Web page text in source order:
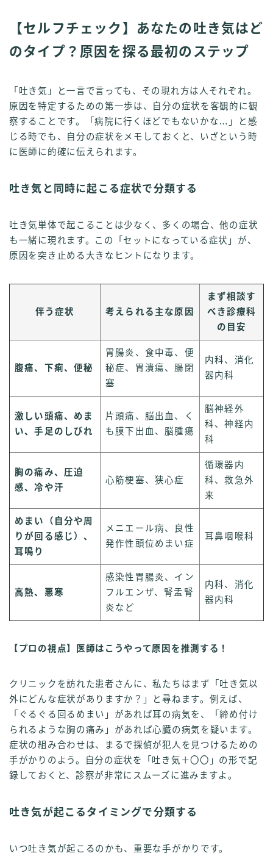
【セルフチェック】あなたの吐き気はど
のタイプ？原因を探る最初のステップ
「吐き気」と一言で言っても、その現れ方は人それぞれ。
原因を特定するための第一歩は、自分の症状を客観的に観
察することです。「病院に行くほどでもないかな…」と感
じる時でも、自分の症状をメモしておくと、いざという時
に医師に的確に伝えられます。
吐き気と同時に起こる症状で分類する
吐き気単体で起こることは少なく、多くの場合、他の症状
も一緒に現れます。この「セットになっている症状」が、
原因を突き止める大きなヒントになります。
伴う症状 考えられる主な原因
まず相談す
べき診療科
の目安
腹痛、下痢、便秘
胃腸炎、食中毒、便
秘症、胃潰瘍、腸閉
塞
内科、消化
器内科
激しい頭痛、めま
い、手足のしびれ
片頭痛、脳出血、く
も膜下出血、脳腫瘍
脳神経外
科、神経内
科
胸の痛み、圧迫
感、冷や汗
心筋梗塞、狭心症
循環器内
科、救急外
来
めまい（自分や周
りが回る感じ）、
耳鳴り
メニエール病、良性
発作性頭位めまい症
耳鼻咽喉科
高熱、悪寒
感染性胃腸炎、イン
フルエンザ、腎盂腎
炎など
内科、消化
器内科
【プロの視点】医師はこうやって原因を推測する！
クリニックを訪れた患者さんに、私たちはまず「吐き気以
外にどんな症状がありますか？」と尋ねます。例えば、
「ぐるぐる回るめまい」があれば耳の病気を、「締め付け
られるような胸の痛み」があれば心臓の病気を疑います。
症状の組み合わせは、まるで探偵が犯人を見つけるための
手がかりのよう。自分の症状を「吐き気＋〇〇」の形で記
録しておくと、診察が非常にスムーズに進みますよ。
吐き気が起こるタイミングで分類する
いつ吐き気が起こるのかも、重要な手がかりです。